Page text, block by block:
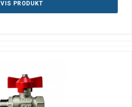
VIS PRODUKT